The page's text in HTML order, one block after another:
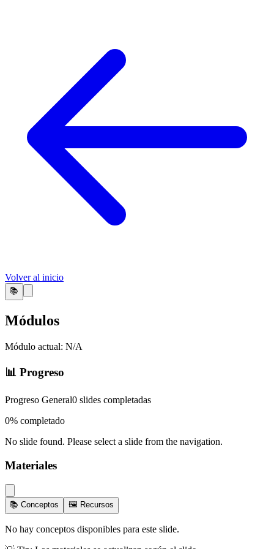
Volver al inicio
📚
Módulos
Módulo actual: N/A
📊 Progreso
Progreso General0 slides completadas
0% completado
No slide found. Please select a slide from the navigation.
Materiales
📚 Conceptos 🖼️ Recursos
No hay conceptos disponibles para este slide.